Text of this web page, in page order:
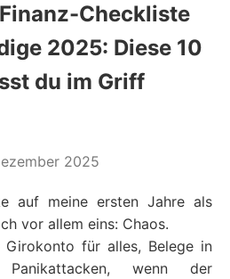
Checkliste
2025: Diese 10
du im Griff
2025
auf meine ersten Jahre als
vor allem eins: Chaos.
für alles, Belege in
Panikattacken, wenn der